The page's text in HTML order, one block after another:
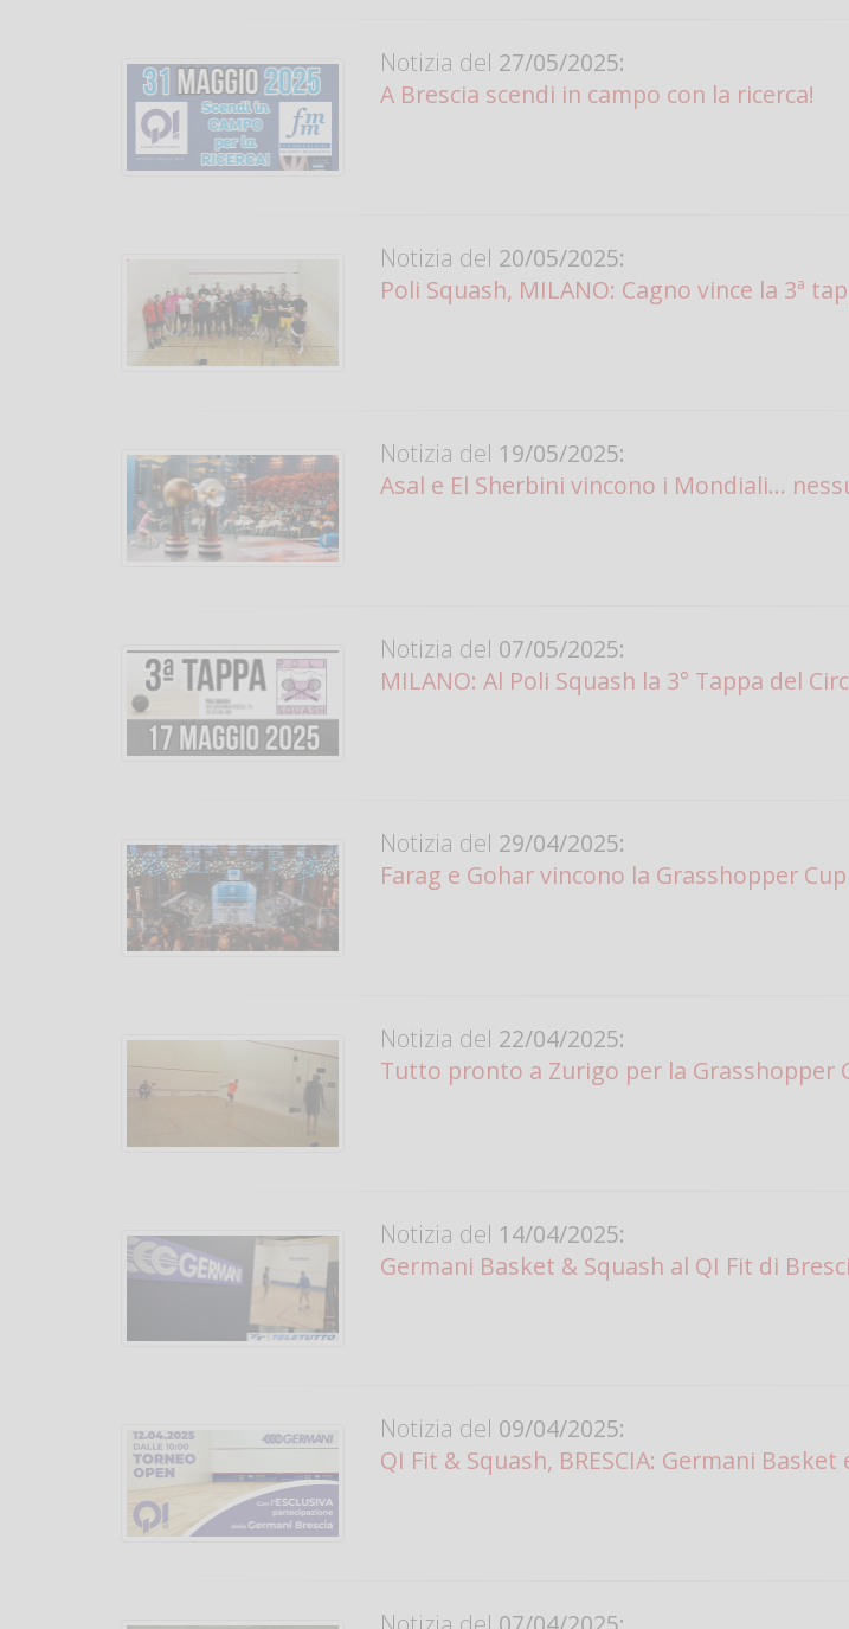
Notizia del 27/05/2025:
A Brescia scendi in campo con la ricerca!
Notizia del 20/05/2025:
Poli Squash, MILANO: Cagno vince la 3ª
Notizia del 19/05/2025:
Asal e El Sherbini vincono i Mondiali...
Notizia del 07/05/2025:
MILANO: Al Poli Squash la 3° Tappa del
Notizia del 29/04/2025:
Farag e Gohar vincono la Grasshopper
Notizia del 22/04/2025:
Tutto pronto a Zurigo per la Grasshopper
Notizia del 14/04/2025:
Germani Basket & Squash al QI Fit di
Notizia del 09/04/2025:
QI Fit & Squash, BRESCIA: Germani Basket